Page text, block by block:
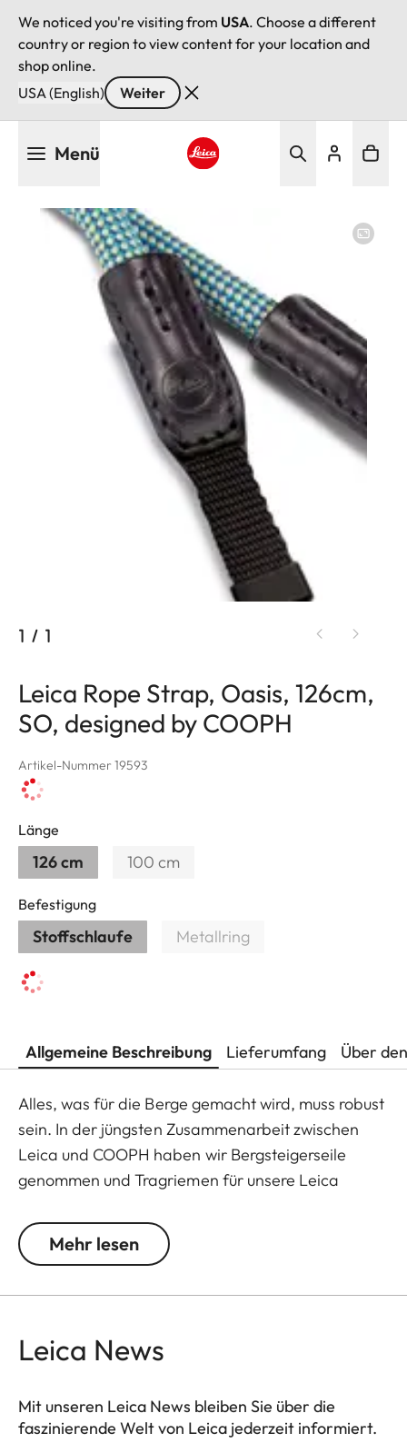
We noticed you're visiting from USA. Choose a different
country or region to view content for your location and
shop online.
USA (English)
Weiter
Menü
1 / 1
Leica Rope Strap, Oasis, 126cm,
SO, designed by COOPH
Artikel-Nummer 19593
Länge
126 cm 100 cm
Befestigung
Stoffschlaufe Metallring
Allgemeine Beschreibung Lieferumfang Über
Alles, was für die Berge gemacht wird, muss robust
sein. In der jüngsten Zusammenarbeit zwischen
Leica und COOPH haben wir Bergsteigerseile
genommen und Tragriemen für unsere Leica
hergestellt und verfügt über italienische Leder
Endstücke. Ein einfaches und robustes Zubehör mit
Mehr lesen
Leica News
Mit unseren Leica News bleiben Sie über die
faszinierende Welt von Leica jederzeit informiert.